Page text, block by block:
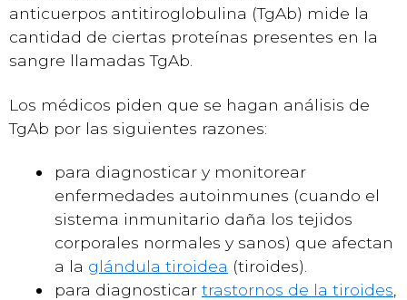
anticuerpos antitiroglobulina (TgAb) mide la
cantidad de ciertas proteínas presentes en la
sangre llamadas TgAb.
Los médicos piden que se hagan análisis de
TgAb por las siguientes razones:
para diagnosticar y monitorear
enfermedades autoinmunes (cuando el
sistema inmunitario daña los tejidos
corporales normales y sanos) que afectan
a la glándula tiroidea (tiroides).
para diagnosticar trastornos de la tiroides